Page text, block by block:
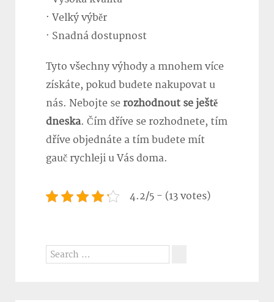
· Velký výběr
· Snadná dostupnost
Tyto všechny výhody a mnohem více
získáte, pokud budete nakupovat u
nás. Nebojte se rozhodnout se ještě
dneska. Čím dříve se rozhodnete, tím
dříve objednáte a tím budete mít
gauč rychleji u Vás doma.
4.2/5 - (13 votes)
Search
for: